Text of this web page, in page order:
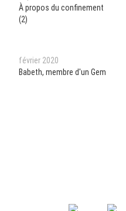
À propos du confinement
(2)
février 2020
Babeth, membre d'un Gem